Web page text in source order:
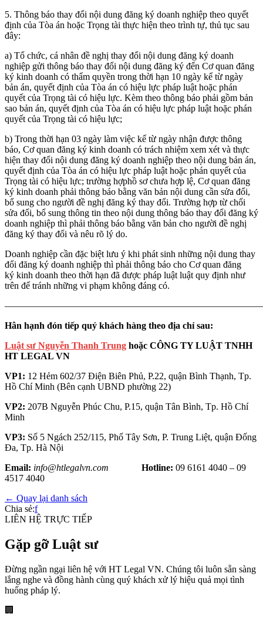
5. Thông báo thay đổi nội dung đăng ký doanh nghiệp theo quyết
định của Tòa án hoặc Trọng tài thực hiện theo trình tự, thủ tục sau
đây:
a) Tổ chức, cá nhân đề nghị thay đổi nội dung đăng ký doanh
nghiệp gửi thông báo thay đổi nội dung đăng ký đến Cơ quan đăng
ký kinh doanh có thẩm quyền trong thời hạn 10 ngày kể từ ngày
bản án, quyết định của Tòa án có hiệu lực pháp luật hoặc phán
quyết của Trọng tài có hiệu lực. Kèm theo thông báo phải gồm bản
sao bản án, quyết định của Tòa án có hiệu lực pháp luật hoặc phán
quyết của Trọng tài có hiệu lực;
b) Trong thời hạn 03 ngày làm việc kể từ ngày nhận được thông
báo, Cơ quan đăng ký kinh doanh có trách nhiệm xem xét và thực
hiện thay đổi nội dung đăng ký doanh nghiệp theo nội dung bản án,
quyết định của Tòa án có hiệu lực pháp luật hoặc phán quyết của
Trọng tài có hiệu lực; trường hợphồ sơ chưa hợp lệ, Cơ quan đăng
ký kinh doanh phải thông báo bằng văn bản nội dung cần sửa đổi,
bổ sung cho người đề nghị đăng ký thay đổi. Trường hợp từ chối
sửa đổi, bổ sung thông tin theo nội dung thông báo thay đổi đăng ký
doanh nghiệp thì phải thông báo bằng văn bản cho người đề nghị
đăng ký thay đổi và nêu rõ lý do.
Doanh nghiệp cần đặc biệt lưu ý khi phát sinh những nội dung thay
đổi đăng ký doanh nghiệp thì phải thông báo cho Cơ quan đăng
ký kinh doanh theo thời hạn đã được pháp luật luật quy định như
trên để tránh những vi phạm không đáng có.
Hân hạnh đón tiếp quý khách hàng theo địa chỉ sau:
Luật sư Nguyễn Thanh Trung hoặc CÔNG TY LUẬT TNHH
HT LEGAL VN
VP1: 12 Hẻm 602/37 Điện Biên Phủ, P.22, quận Bình Thạnh, Tp.
Hồ Chí Minh (Bên cạnh UBND phường 22)
VP2: 207B Nguyễn Phúc Chu, P.15, quận Tân Bình, Tp. Hồ Chí
Minh
VP3: Số 5 Ngách 252/115, Phố Tây Sơn, P. Trung Liệt, quận Đống
Đa, Tp. Hà Nội
Email: info@htlegalvn.com Hotline: 09 6161 4040 – 09
4517 4040
← Quay lại danh sách
Chia sẻ:f
LIÊN HỆ TRỰC TIẾP
Gặp gỡ Luật sư
Đừng ngần ngại liên hệ với HT Legal VN. Chúng tôi luôn sẵn sàng
lắng nghe và đồng hành cùng quý khách xử lý hiệu quả mọi tình
huống pháp lý.
🏢